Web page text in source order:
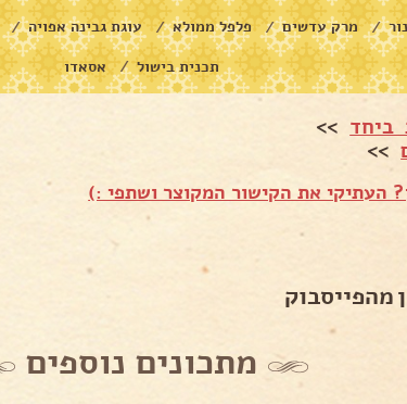
/ מרק עדשים / פלפל ממולא / עוגת גבינה אפויה /
תכנית בישול / אסאדו
ביחד >>
>>
העתיקי את הקישור המקוצר ושתפי :)
מהפייסבוק
מתכונים נוספים